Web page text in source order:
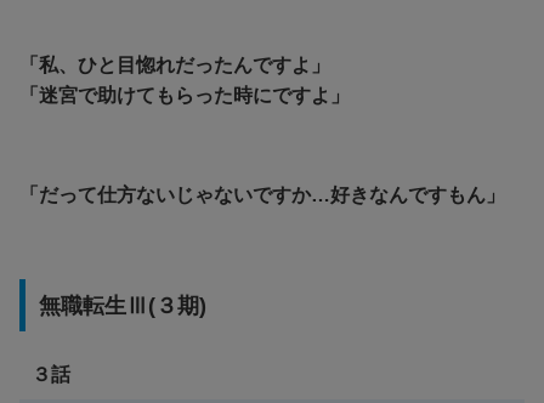
「私、ひと目惚れだったんですよ」
「迷宮で助けてもらった時にですよ」
「だって仕方ないじゃないですか…好きなんですもん」
無職転生Ⅲ(３期)
３話